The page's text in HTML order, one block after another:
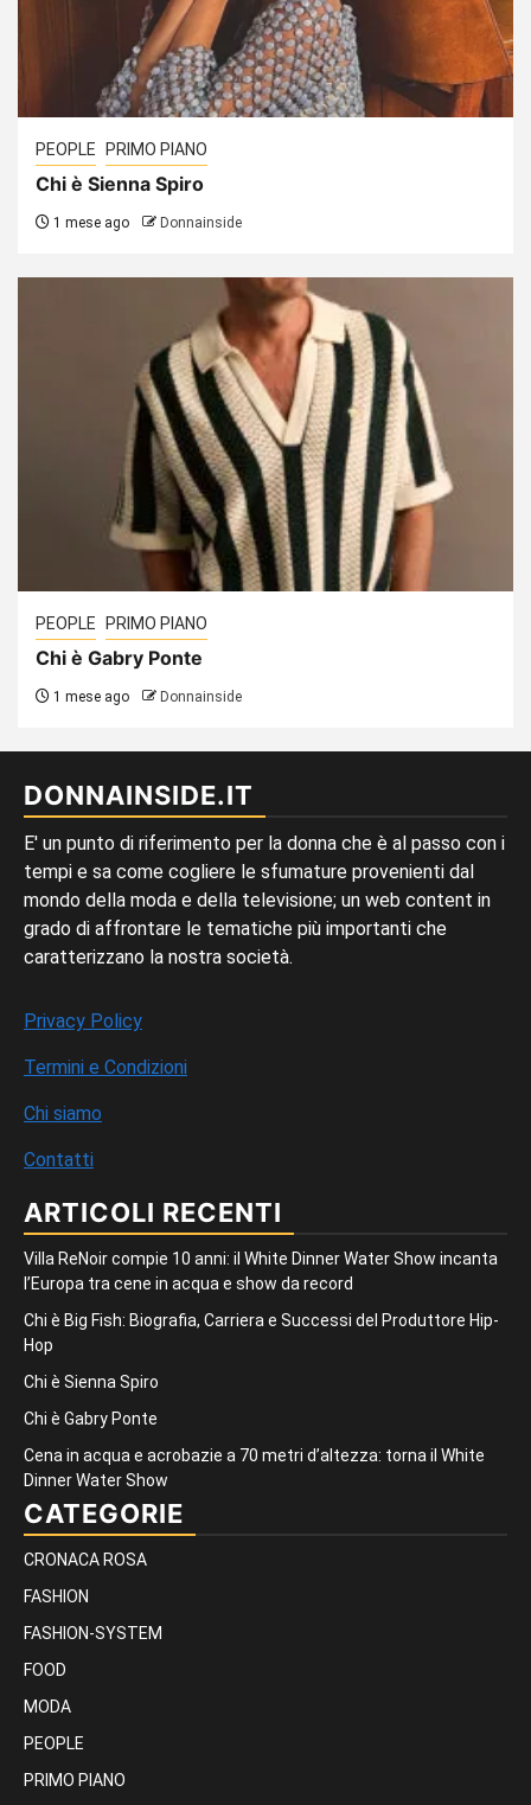
PEOPLE PRIMO PIANO
Chi è Sienna Spiro
1 mese ago Donnainside
PEOPLE PRIMO PIANO
Chi è Gabry Ponte
1 mese ago Donnainside
DONNAINSIDE.IT
E' un punto di riferimento per la donna che è al passo con i
tempi e sa come cogliere le sfumature provenienti dal
mondo della moda e della televisione; un web content in
grado di affrontare le tematiche più importanti che
caratterizzano la nostra società.
Privacy Policy
Termini e Condizioni
Chi siamo
Contatti
ARTICOLI RECENTI
Villa ReNoir compie 10 anni: il White Dinner Water Show incanta
l’Europa tra cene in acqua e show da record
Chi è Big Fish: Biografia, Carriera e Successi del Produttore Hip-
Hop
Chi è Sienna Spiro
Chi è Gabry Ponte
Cena in acqua e acrobazie a 70 metri d’altezza: torna il White
Dinner Water Show
CATEGORIE
CRONACA ROSA
FASHION
FASHION-SYSTEM
FOOD
MODA
PEOPLE
PRIMO PIANO